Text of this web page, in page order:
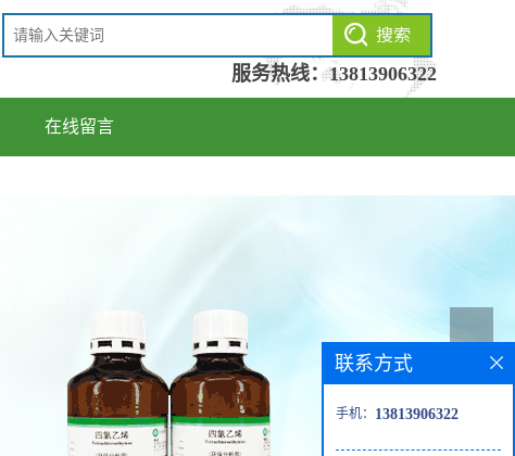
服务热线：13813906322
在线留言
联系方式
手机： 13813906322